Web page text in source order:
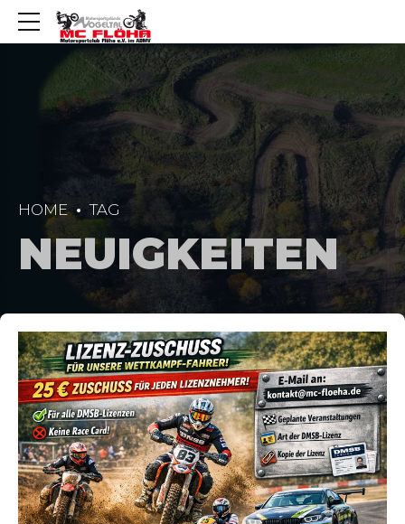
Claußstr. 3, 09557 Flöha
HOME TAG
NEUIGKEITEN